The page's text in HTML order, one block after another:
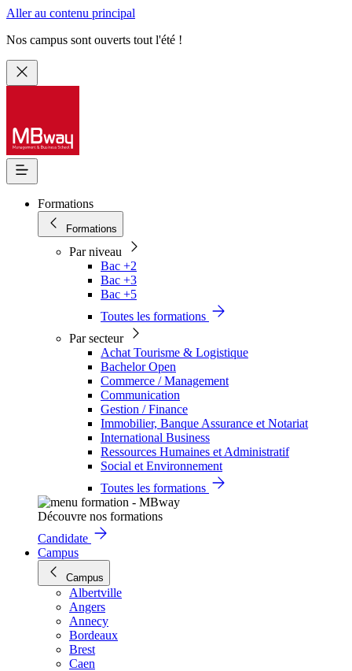
Aller au contenu principal
Nos campus sont ouverts tout l'été !
Formations
Formations
Par niveau
Bac +2
Bac +3
Bac +5
Toutes les formations
Par secteur
Achat Tourisme & Logistique
Bachelor Open
Commerce / Management
Communication
Gestion / Finance
Immobilier, Banque Assurance et Notariat
International Business
Ressources Humaines et Administratif
Social et Environnement
Toutes les formations
Découvre nos formations
Candidate
Campus
Campus
Albertville
Angers
Annecy
Bordeaux
Brest
Caen